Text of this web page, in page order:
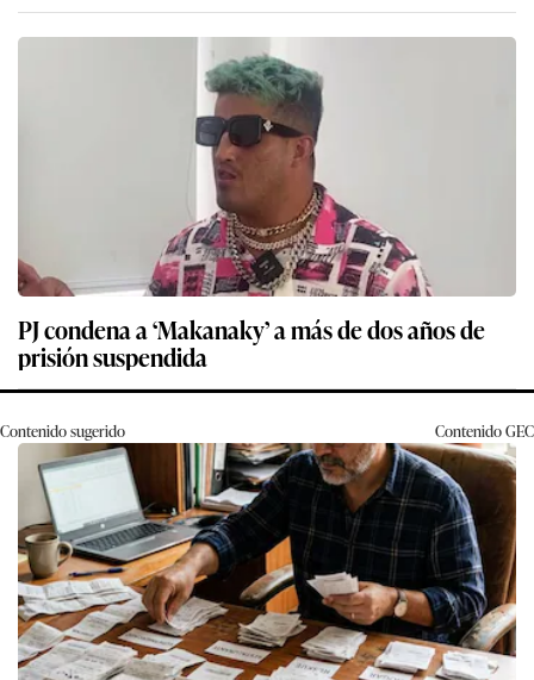
PJ condena a ‘Makanaky’ a más de dos años de
prisión suspendida
Contenido sugerido ContenidoGEC